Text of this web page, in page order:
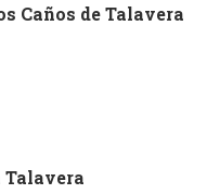
Caños de Talavera